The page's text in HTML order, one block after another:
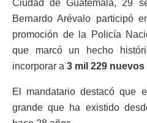
Ciudad de Guatemala, 29
Bernardo Arévalo participó
promoción de la Policía
que marcó un hecho
incorporar a 3 mil 229
El mandatario destacó que
grande que ha existido